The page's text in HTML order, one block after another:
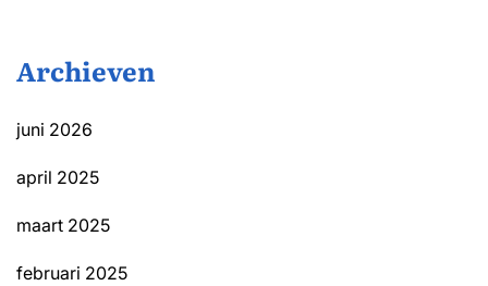
Archieven
juni 2026
april 2025
maart 2025
februari 2025